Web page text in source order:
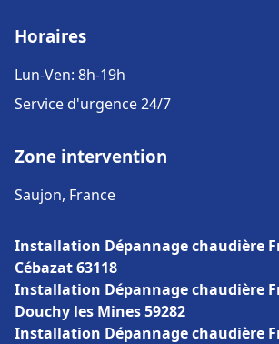
Horaires
Lun-Ven: 8h-19h
Service d'urgence 24/7
Zone intervention
Saujon, France
Installation Dépannage chaudière
Cébazat 63118
Installation Dépannage chaudière
Douchy les Mines 59282
Installation Dépannage chaudière